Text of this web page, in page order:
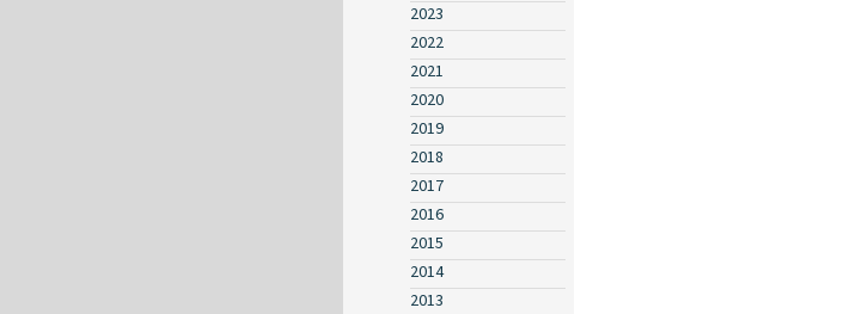
2023
2022
2021
2020
2019
2018
2017
2016
2015
2014
2013